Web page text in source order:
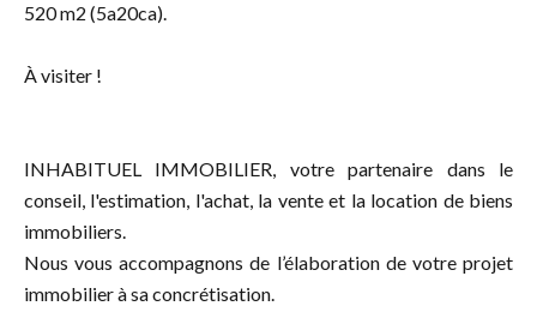
520 m2 (5a20ca).
À visiter !
INHABITUEL IMMOBILIER, votre partenaire dans le
conseil, l'estimation, l'achat, la vente et la location de biens
immobiliers.
Nous vous accompagnons de l’élaboration de votre projet
immobilier à sa concrétisation.